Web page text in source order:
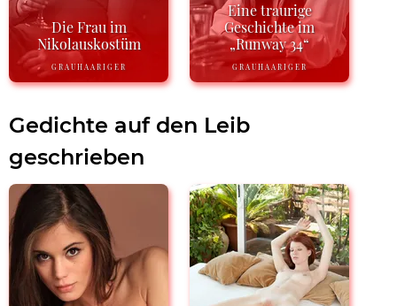
Die Frau im
Nikolauskostüm
GRAUHAARIGER
Eine traurige
Geschichte im
„Runway 34“
GRAUHAARIGER
Gedichte auf den Leib
geschrieben